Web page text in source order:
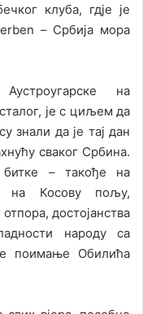
клуба, гдје је
– Србија мора
на
је с циљем да
знали да је тај дан
сваког Србина.
– такође на
на Косову пољу,
отпора, достојанства
народу са
поимање Обилића